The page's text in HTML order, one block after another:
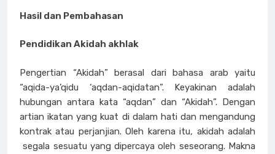
Hasil dan Pembahasan
Pendidikan Akidah akhlak
Pengertian “Akidah” berasal dari bahasa arab yaitu
“aqida-ya’qidu ‘aqdan-aqidatan”. Keyakinan adalah
hubungan antara kata “aqdan” dan “Akidah”. Dengan
artian ikatan yang kuat di dalam hati dan mengandung
kontrak atau perjanjian. Oleh karena itu, akidah adalah
segala sesuatu yang dipercaya oleh seseorang. Makna